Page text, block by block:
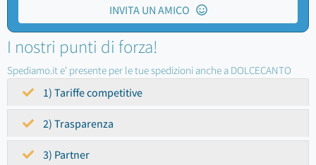
INVITA UN AMICO
I nostri punti di forza!
Spediamo.it e' presente per le tue spedizioni anche a DOLCECANTO
1) Tariffe competitive
2) Trasparenza
3) Partner